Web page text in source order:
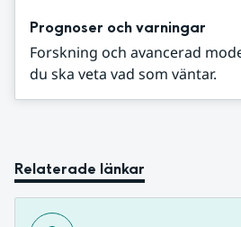
Prognoser och varningar
Forskning och avancerad
du ska veta vad som väntar.
Relaterade länkar